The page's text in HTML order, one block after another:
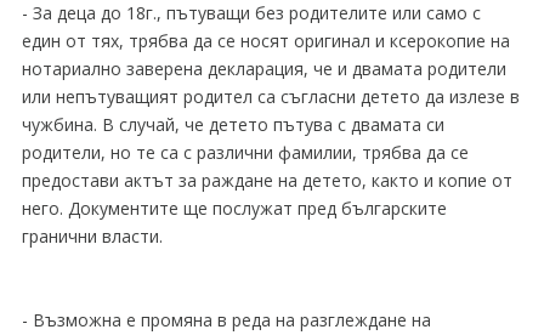
- За деца до 18г., пътуващи без родителите или само с
един от тях, трябва да се носят оригинал и ксерокопие на
нотариално заверена декларация, че и двамата родители
или непътуващият родител са съгласни детето да излезе в
чужбина. В случай, че детето пътува с двамата си
родители, но те са с различни фамилии, трябва да се
предостави актът за раждане на детето, както и копие от
него. Документите ще послужат пред българските
гранични власти.
- Възможна е промяна в реда на разглеждане на